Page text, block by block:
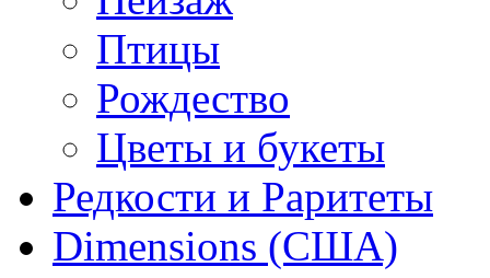
Птицы
Рождество
Цветы и букеты
Редкости и Раритеты
Dimensions (США)